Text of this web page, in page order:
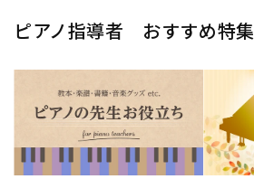
ピアノ指導者 おすすめ特集